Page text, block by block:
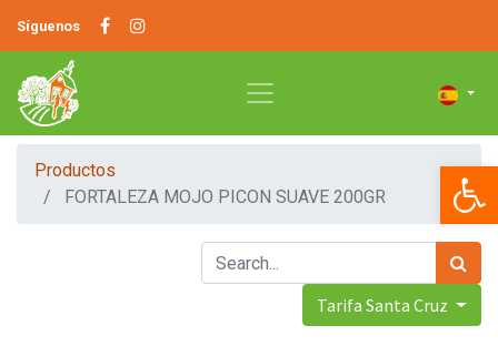
Síguenos
Productos
FORTALEZA MOJO PICON SUAVE 200GR
Tarifa Santa Cruz